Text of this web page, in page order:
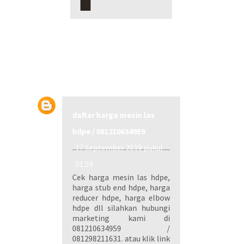
17 September 2019 pukul
Cek harga mesin las hdpe,
harga stub end hdpe, harga
reducer hdpe, harga elbow
hdpe dll silahkan hubungi
marketing kami di
081210634959 /
081298211631. atau klik link